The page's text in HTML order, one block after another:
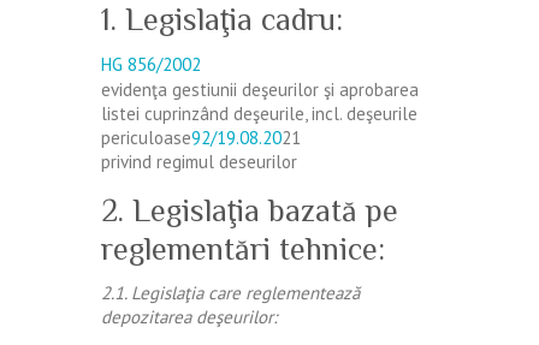
1. Legislaţia cadru:
HG 856/2002
evidenţa gestiunii deşeurilor şi aprobarea
listei cuprinzând deşeurile, incl. deşeurile
periculoase92/19.08.2021
privind regimul deseurilor
2. Legislaţia bazată pe
reglementări tehnice:
2.1. Legislaţia care reglementează
depozitarea deşeurilor: